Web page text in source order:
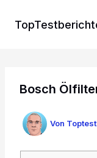
Inhalt
Bosch
Von